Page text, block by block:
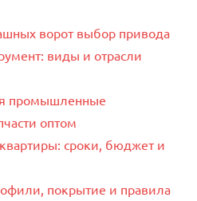
ворот выбор привода
виды и отрасли
промышленные
оптом
сроки, бюджет и
покрытие и правила